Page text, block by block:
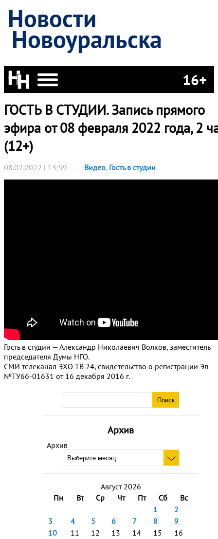
Новости
Новоуральска
16+
Архив
Архив
Август 2026
Пн
Вт Ср Чт Пт Сб
Вс
1
2
3
4 5 6 7 8
9
10
11 12 13 14 15
16
ГОСТЬ В СТУДИИ. Запись прямого
эфира от 08 февраля 2022 года, 2
(12+)
08.02.2022 | 13:59 Видео, Гость в студии
Гость в студии — Александр Николаевич Волков, заместитель
председателя Думы НГО.
СМИ телеканал ЭХО-ТВ 24, свидетельство о регистрации Эл
№ТУ66-01631 от 16 декабря 2016 г.